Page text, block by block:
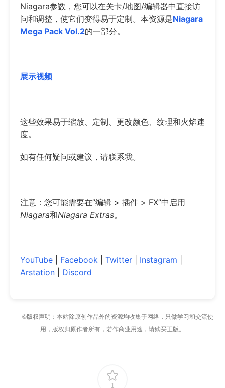
Niagara参数，您可以在关卡/地图/编辑器中直接访
问和调整，使它们变得易于定制。本资源是Niagara
Mega Pack Vol.2的一部分。
展示视频
这些效果易于缩放、定制、更改颜色、纹理和火焰速
度。
如有任何疑问或建议，请联系我。
注意：您可能需要在”编辑 > 插件 > FX”中启用
Niagara和Niagara Extras。
YouTube Facebook Twitter Instagram
Arstation
Discord
©版权声明：本站除原创作品外的资源均收集于网络，只做学习和交流使
用，版权归原作者所有，若作商业用途，请购买正版。
1